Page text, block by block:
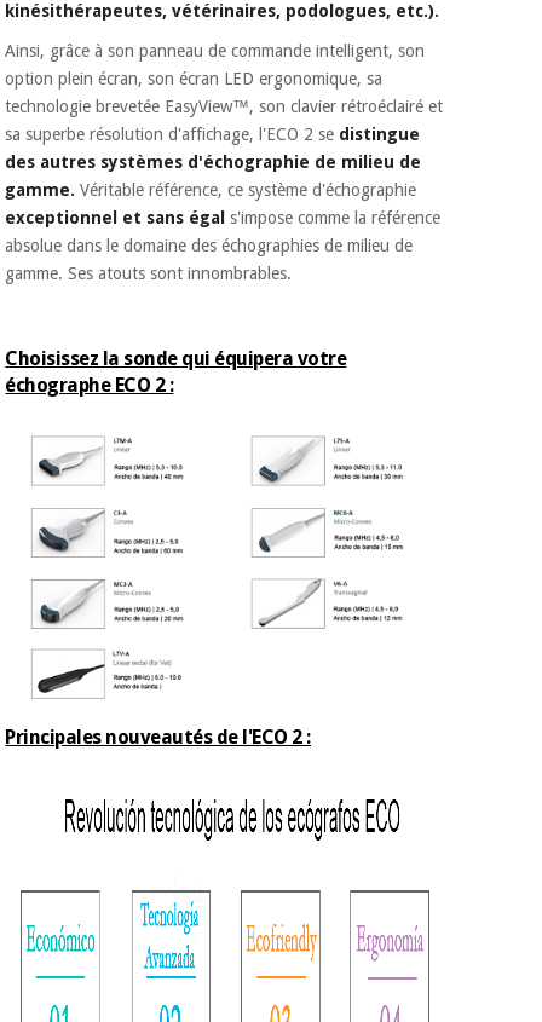
kinésithérapeutes, vétérinaires, podologues, etc.).
Ainsi, grâce à son panneau de commande intelligent, son
option plein écran, son écran LED ergonomique, sa
technologie brevetée EasyView™, son clavier rétroéclairé et
sa superbe résolution d'affichage, l'ECO 2 se distingue
des autres systèmes d'échographie de milieu de
gamme. Véritable référence, ce système d'échographie
exceptionnel et sans égal s'impose comme la référence
absolue dans le domaine des échographies de milieu de
gamme. Ses atouts sont innombrables.
Choisissez la sonde qui équipera votre
échographe ECO 2 :
Principales nouveautés de l'ECO 2 :